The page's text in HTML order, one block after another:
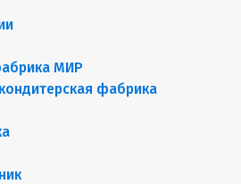
МИР
фабрика